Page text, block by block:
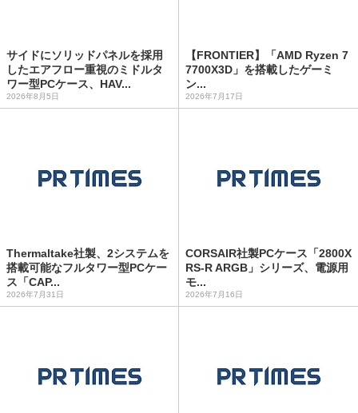
サイドにソリッドパネルを採用
したエアフロー重視のミドルタ
ワー型PCケース、HAV...
2026年8月5日
【FRONTIER】「AMD Ryzen 7
7700X3D」を搭載したゲーミ
ン...
2026年7月17日
Thermaltake社製、2システムを
搭載可能なフルタワー型PCケー
ス「CAP...
2026年7月31日
CORSAIR社製PCケース「2800X
RS-R ARGB」シリーズ、電源用
モ...
2026年7月16日